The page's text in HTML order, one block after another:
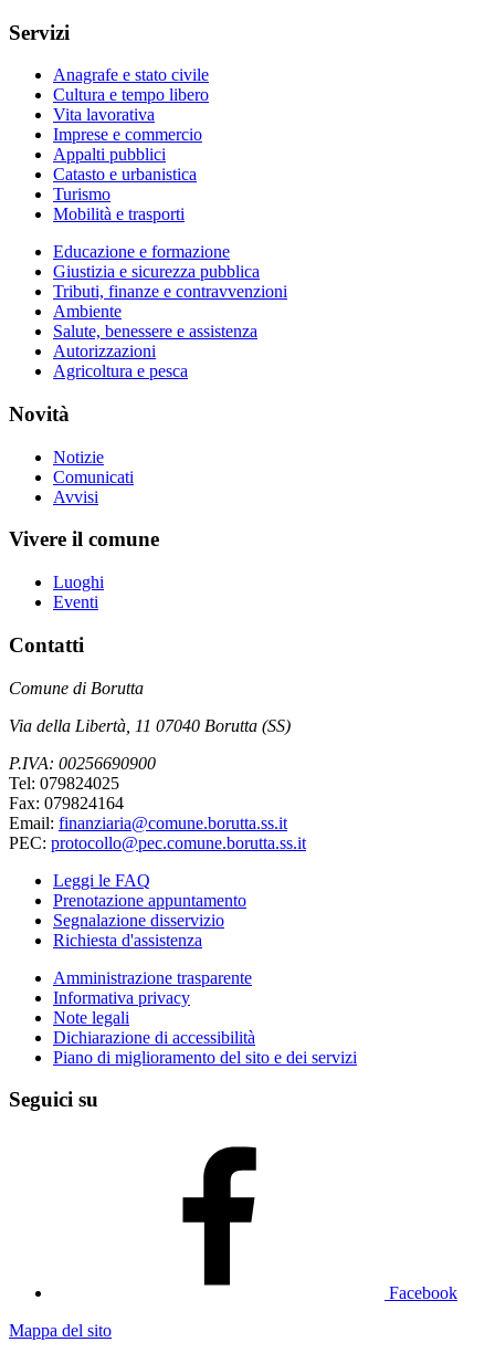
Servizi
Anagrafe e stato civile
Cultura e tempo libero
Vita lavorativa
Imprese e commercio
Appalti pubblici
Catasto e urbanistica
Turismo
Mobilità e trasporti
Educazione e formazione
Giustizia e sicurezza pubblica
Tributi, finanze e contravvenzioni
Ambiente
Salute, benessere e assistenza
Autorizzazioni
Agricoltura e pesca
Novità
Notizie
Comunicati
Avvisi
Vivere il comune
Luoghi
Eventi
Contatti
Comune di Borutta
Via della Libertà, 11 07040 Borutta (SS)
P.IVA: 00256690900
Tel: 079824025
Fax: 079824164
Email: finanziaria@comune.borutta.ss.it
PEC: protocollo@pec.comune.borutta.ss.it
Leggi le FAQ
Prenotazione appuntamento
Segnalazione disservizio
Richiesta d'assistenza
Amministrazione trasparente
Informativa privacy
Note legali
Dichiarazione di accessibilità
Piano di miglioramento del sito e dei servizi
Seguici su
Facebook
Mappa del sito